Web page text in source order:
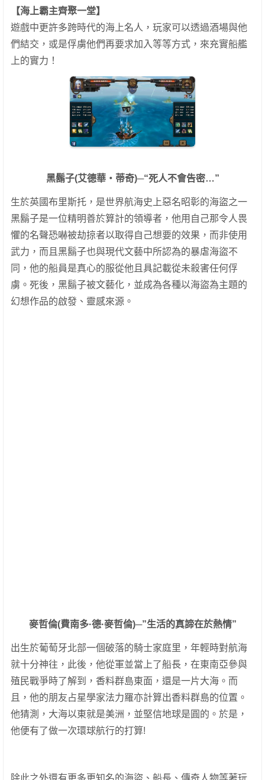
【海上霸主齊聚一堂】
遊戲中更許多跨時代的海上名人，玩家可以透過酒場與他
們結交，或是俘虜他們再要求加入等等方式，來充實船艦
上的實力！
黑鬍子(艾德華‧蒂奇)─“死人不會告密…”
生於英國布里斯托，是世界航海史上惡名昭彰的海盜之一
黑鬍子是一位精明善於算計的領導者，他用自己那令人畏
懼的名聲恐嚇被劫掠者以取得自己想要的效果，而非使用
武力，而且黑鬍子也與現代文藝中所認為的暴虐海盜不
同，他的船員是真心的服從他且具記載從未殺害任何俘
虜。死後，黑鬍子被文藝化，並成為各種以海盜為主題的
幻想作品的啟發、靈感來源。
麥哲倫(費南多·德·麥哲倫)─”生活的真諦在於熱情”
出生於葡萄牙北部一個破落的騎士家庭里，年輕時對航海
就十分神往，此後，他從軍並當上了船長，在東南亞參與
殖民戰爭時了解到，香料群島東面，還是一片大海。而
且，他的朋友占星學家法力羅亦計算出香料群島的位置。
他猜測，大海以東就是美洲，並堅信地球是圓的。於是，
他便有了做一次環球航行的打算!